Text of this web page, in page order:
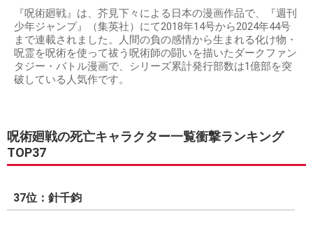
『呪術廻戦』は、芥見下々による日本の漫画作品で、『週刊
少年ジャンプ』（集英社）にて2018年14号から2024年44号
まで連載されました。人間の負の感情から生まれる化け物・
呪霊を呪術を使って祓う呪術師の闘いを描いたダークファン
タジー・バトル漫画で、シリーズ累計発行部数は1億部を突
破している人気作です。
呪術廻戦の死亡キャラクター一覧衝撃ランキング
TOP37
37位：針千鈞